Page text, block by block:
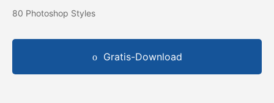
80 Photoshop Styles
Gratis-Download